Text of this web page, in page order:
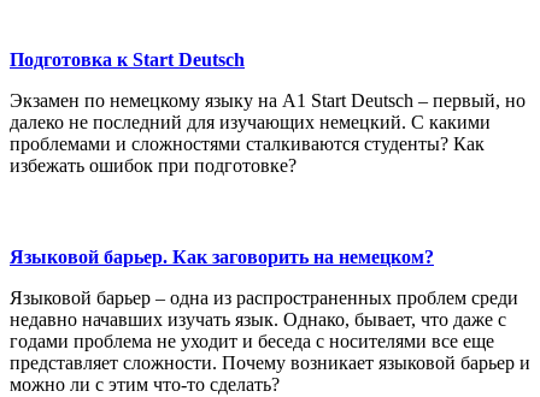
Подготовка к Start Deutsch
Экзамен по немецкому языку на А1 Start Deutsch – первый, но
далеко не последний для изучающих немецкий. С какими
проблемами и сложностями сталкиваются студенты? Как
избежать ошибок при подготовке?
Языковой барьер. Как заговорить на немецком?
Языковой барьер – одна из распространенных проблем среди
недавно начавших изучать язык. Однако, бывает, что даже с
годами проблема не уходит и беседа с носителями все еще
представляет сложности. Почему возникает языковой барьер и
можно ли с этим что-то сделать?